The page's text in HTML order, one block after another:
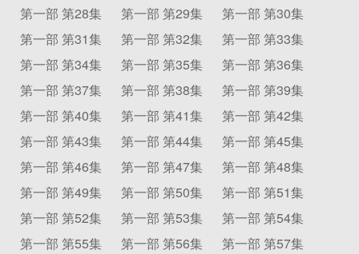
第一部 第28集
第一部 第29集
第一部 第30集
第一部 第31集
第一部 第32集
第一部 第33集
第一部 第34集
第一部 第35集
第一部 第36集
第一部 第37集
第一部 第38集
第一部 第39集
第一部 第40集
第一部 第41集
第一部 第42集
第一部 第43集
第一部 第44集
第一部 第45集
第一部 第46集
第一部 第47集
第一部 第48集
第一部 第49集
第一部 第50集
第一部 第51集
第一部 第52集
第一部 第53集
第一部 第54集
第一部 第55集
第一部 第56集
第一部 第57集